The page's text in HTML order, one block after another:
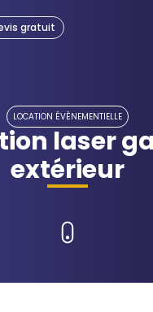
gratuit
LOCATION ÉVÈNEMENTIELLE
laser
extérieur